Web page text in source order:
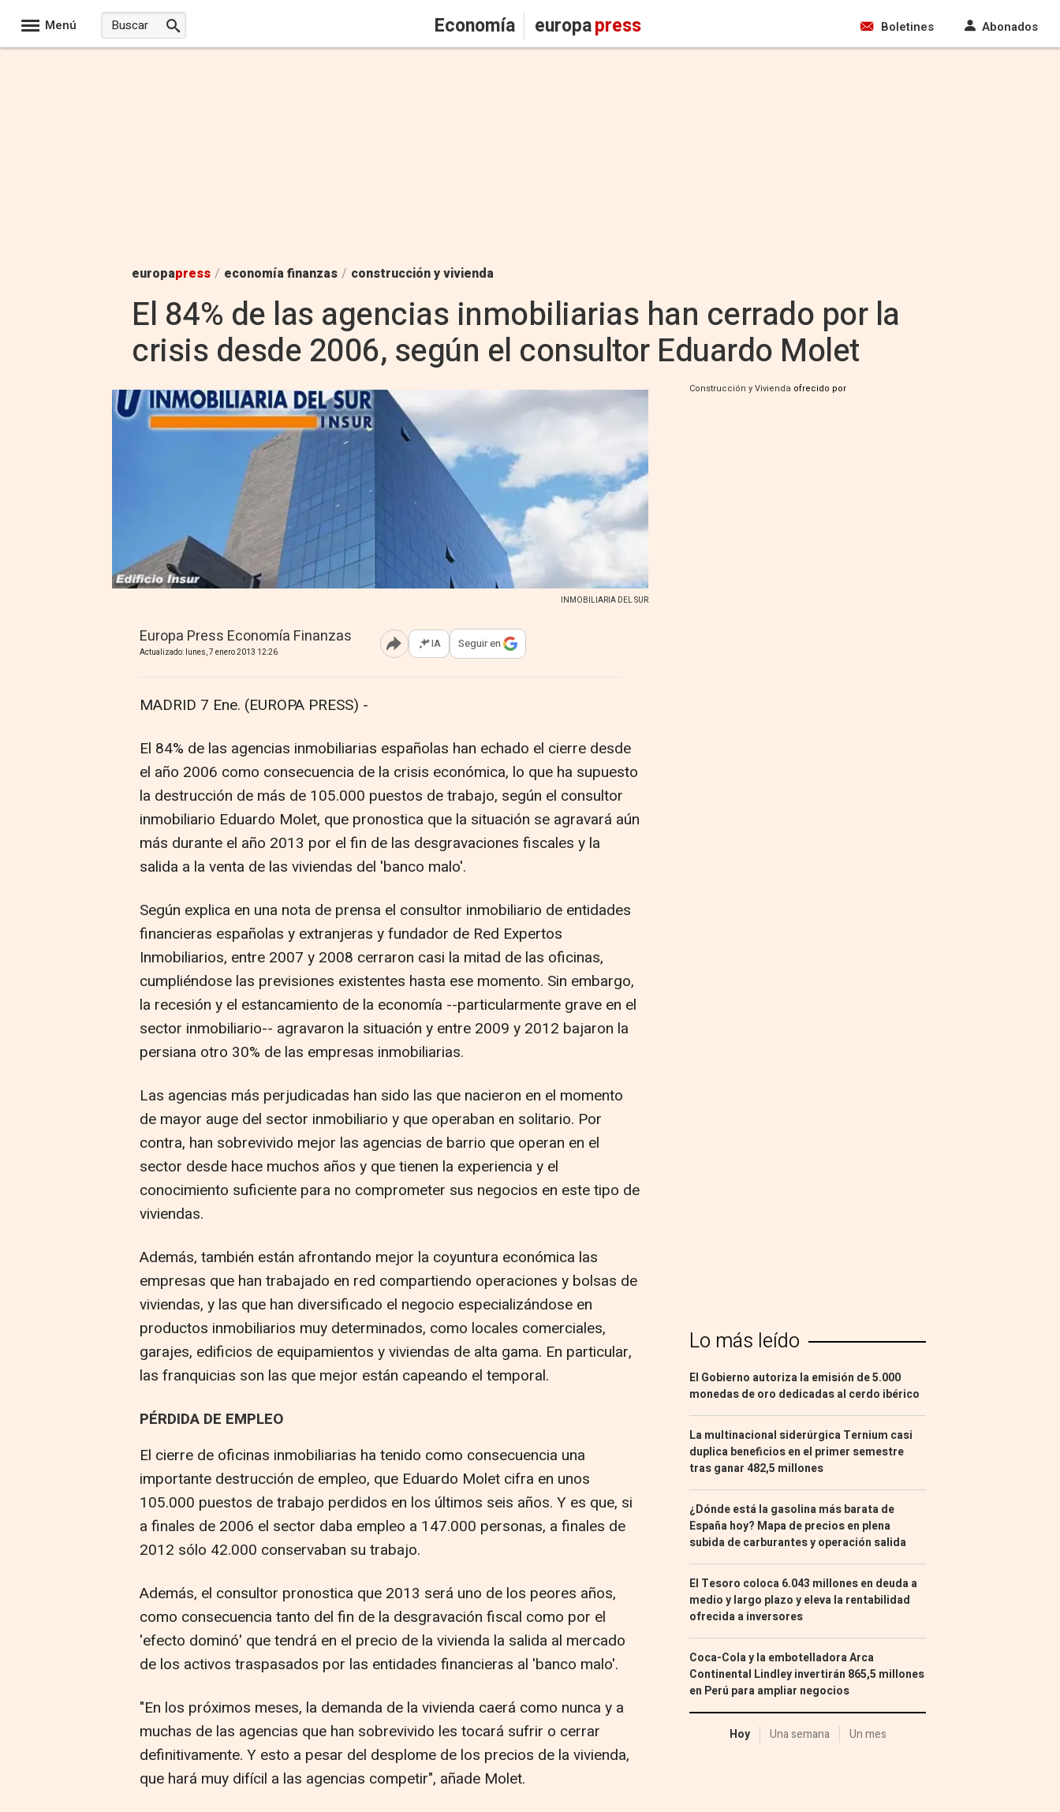
Menú Economía europapress Boletines Abonados
europapress / economía finanzas / construcción y vivienda
El 84% de las agencias inmobiliarias han cerrado por la
crisis desde 2006, según el consultor Eduardo Molet
INMOBILIARIA DEL SUR
Europa Press Economía Finanzas
Actualizado: lunes, 7 enero 2013 12:26 Abrir opciones para compartir
IA Seguir en
MADRID 7 Ene. (EUROPA PRESS) -
El 84% de las agencias inmobiliarias españolas han echado el cierre desde
el año 2006 como consecuencia de la crisis económica, lo que ha supuesto
la destrucción de más de 105.000 puestos de trabajo, según el consultor
inmobiliario Eduardo Molet, que pronostica que la situación se agravará aún
más durante el año 2013 por el fin de las desgravaciones fiscales y la
salida a la venta de las viviendas del 'banco malo'.
Según explica en una nota de prensa el consultor inmobiliario de entidades
financieras españolas y extranjeras y fundador de Red Expertos
Inmobiliarios, entre 2007 y 2008 cerraron casi la mitad de las oficinas,
cumpliéndose las previsiones existentes hasta ese momento. Sin embargo,
la recesión y el estancamiento de la economía --particularmente grave en el
sector inmobiliario-- agravaron la situación y entre 2009 y 2012 bajaron la
persiana otro 30% de las empresas inmobiliarias.
Las agencias más perjudicadas han sido las que nacieron en el momento
de mayor auge del sector inmobiliario y que operaban en solitario. Por
contra, han sobrevivido mejor las agencias de barrio que operan en el
sector desde hace muchos años y que tienen la experiencia y el
conocimiento suficiente para no comprometer sus negocios en este tipo de
viviendas.
Además, también están afrontando mejor la coyuntura económica las
empresas que han trabajado en red compartiendo operaciones y bolsas de
viviendas, y las que han diversificado el negocio especializándose en
productos inmobiliarios muy determinados, como locales comerciales,
garajes, edificios de equipamientos y viviendas de alta gama. En particular,
las franquicias son las que mejor están capeando el temporal.
PÉRDIDA DE EMPLEO
El cierre de oficinas inmobiliarias ha tenido como consecuencia una
importante destrucción de empleo, que Eduardo Molet cifra en unos
105.000 puestos de trabajo perdidos en los últimos seis años. Y es que, si
a finales de 2006 el sector daba empleo a 147.000 personas, a finales de
2012 sólo 42.000 conservaban su trabajo.
Además, el consultor pronostica que 2013 será uno de los peores años,
como consecuencia tanto del fin de la desgravación fiscal como por el
'efecto dominó' que tendrá en el precio de la vivienda la salida al mercado
de los activos traspasados por las entidades financieras al 'banco malo'.
"En los próximos meses, la demanda de la vivienda caerá como nunca y a
muchas de las agencias que han sobrevivido les tocará sufrir o cerrar
definitivamente. Y esto a pesar del desplome de los precios de la vivienda,
que hará muy difícil a las agencias competir", añade Molet.
Construcción y Vivienda ofrecido por
Lo más leído
El Gobierno autoriza la emisión de 5.000
monedas de oro dedicadas al cerdo ibérico
La multinacional siderúrgica Ternium casi
duplica beneficios en el primer semestre
tras ganar 482,5 millones
¿Dónde está la gasolina más barata de
España hoy? Mapa de precios en plena
subida de carburantes y operación salida
El Tesoro coloca 6.043 millones en deuda a
medio y largo plazo y eleva la rentabilidad
ofrecida a inversores
Coca-Cola y la embotelladora Arca
Continental Lindley invertirán 865,5 millones
en Perú para ampliar negocios
Hoy Una semana Un mes